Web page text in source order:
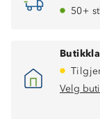
50+
Velg